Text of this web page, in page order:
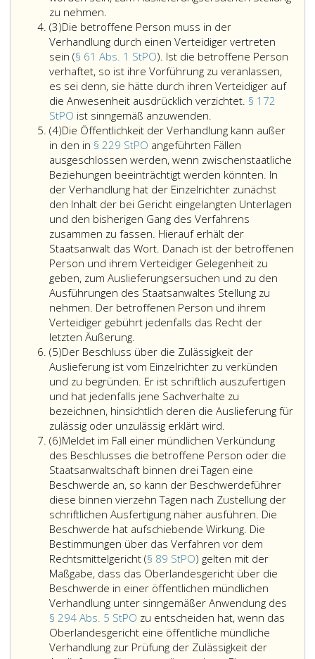
der
Verhandlung
zu
geben,
und
es
ihm
das
Recht
der
Äußerung
zu.
Über
die
Zulässigkeit
der
Auslieferung
entscheidet
das
Gericht
Maßgabe
des
Paragraph
33,
mit
Beschluss.
zu nehmen.
Beschluss
hat
auf
Grund
öffentlicher
mündlicher
Verhandlung
zu
ergehen,
wenn
die
betroffene
Person
oder
die
Staatsanwaltschaft
eine
solche
beantragt
oder
das
Gericht
sie
zur
Prüfung
der
Zulässigkeit
der
Auslieferung
für
notwendig
erachtet.
Befindet
sich
die
betroffene
Person
in
Auslieferungshaft,
so
hat
die
Verhandlung
(3)Absatz
3
Die betroffene Person muss in der
Verhandlung durch einen Verteidiger vertreten
sein (§ 61 Abs. 1 StPO). Ist die betroffene Person
verhaftet, so ist ihre Vorführung zu veranlassen,
es sei denn, sie hätte durch ihren Verteidiger auf
die Anwesenheit ausdrücklich verzichtet. § 172
StPO ist sinngemäß anzuwenden.
betroffene
Person
muss
in
der
Verhandlung
durch
einen
Verteidiger
vertreten
sein
(Paragraph
61,
Absatz
StPO).
Ist
die
betroffene
Person
verhaftet,
so
ist
ihre
Vorführung
zu
veranlassen,
es
sei
denn,
sie
hätte
durch
ihren
Verteidiger
auf
(4)Absatz
4
Die Öffentlichkeit der Verhandlung kann außer
in den in § 229 StPO angeführten Fällen
ausgeschlossen werden, wenn zwischenstaatliche
Beziehungen beeinträchtigt werden könnten. In
der Verhandlung hat der Einzelrichter zunächst
den Inhalt der bei Gericht eingelangten Unterlagen
und den bisherigen Gang des Verfahrens
zusammen zu fassen. Hierauf erhält der
Staatsanwalt das Wort. Danach ist der betroffenen
Person und ihrem Verteidiger Gelegenheit zu
geben, zum Auslieferungsersuchen und zu den
Ausführungen des Staatsanwaltes Stellung zu
nehmen. Der betroffenen Person und ihrem
Verteidiger gebührt jedenfalls das Recht der
letzten Äußerung.
Öffentlichkeit
der
Verhandlung
kann
außer
in
den
in
Paragraph
229,
StPO
angeführten
Fällen
ausgeschlossen
werden,
wenn
zwischenstaatliche
Beziehungen
beeinträchtigt
werden
könnten.
(5)Absatz
5
Der Beschluss über die Zulässigkeit der
Auslieferung ist vom Einzelrichter zu verkünden
und zu begründen. Er ist schriftlich auszufertigen
und hat jedenfalls jene Sachverhalte zu
bezeichnen, hinsichtlich deren die Auslieferung für
zulässig oder unzulässig erklärt wird.
(6)Absatz
6
Meldet im Fall einer mündlichen Verkündung
des Beschlusses die betroffene Person oder die
Staatsanwaltschaft binnen drei Tagen eine
Beschwerde an, so kann der Beschwerdeführer
diese binnen vierzehn Tagen nach Zustellung der
schriftlichen Ausfertigung näher ausführen. Die
Beschwerde hat aufschiebende Wirkung. Die
Bestimmungen über das Verfahren vor dem
Rechtsmittelgericht (§ 89 StPO) gelten mit der
Maßgabe, dass das Oberlandesgericht über die
Beschwerde in einer öffentlichen mündlichen
Verhandlung unter sinngemäßer Anwendung des
§ 294 Abs. 5 StPO zu entscheiden hat, wenn das
Oberlandesgericht eine öffentliche mündliche
Verhandlung zur Prüfung der Zulässigkeit der